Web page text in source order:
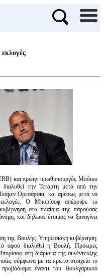
και πρώην πρωθυπουργός Μπόικο
την Τετάρτη μετά από την
Ορεσάρσκι, και αμέσως μετά να
εκλογές. Ο Μπορίσοφ απέρριψε το
στα πλαίσια της παρούσας
και δήλωσε έτοιμος να ξαναγίνει
της Βουλής. Υπηρεσιακή κυβέρνηση.
αφού διαλυθεί η Βουλή. Πρόωρες
στη διάρκεια της συνέντευξης
σύμφωνα με τα πρώτα στοιχεία το
έναντι του Βουλγαρικού